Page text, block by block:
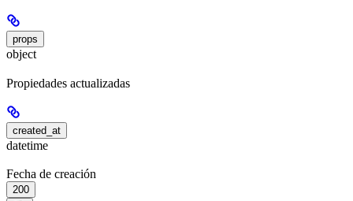
props
object
Propiedades actualizadas
created_at
datetime
Fecha de creación
200